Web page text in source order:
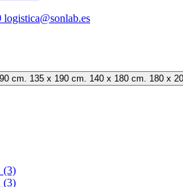
logistica@sonlab.es
cm. 135 x 190 cm. 140 x 180 cm. 180 x
(3)
(3)